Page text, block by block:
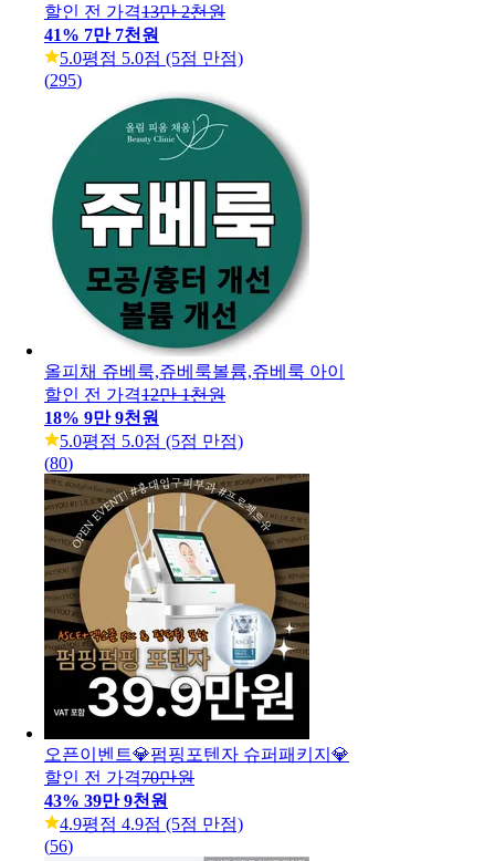
할인 전 가격13만 2천원
41% 7만 7천원
5.0평점 5.0점 (5점 만점)
(295)
올피채 쥬베룩,쥬베룩볼륨,쥬베룩 아이
할인 전 가격12만 1천원
18% 9만 9천원
5.0평점 5.0점 (5점 만점)
(80)
오픈이벤트💎펌핑포텐자 슈퍼패키지💎
할인 전 가격70만원
43% 39만 9천원
4.9평점 4.9점 (5점 만점)
(56)